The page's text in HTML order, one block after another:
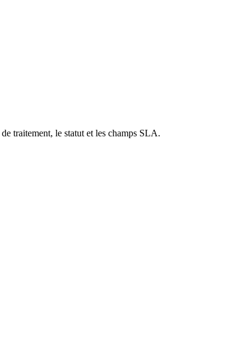
traitement, le statut et les champs SLA.